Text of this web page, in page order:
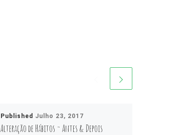
Published Julho 23, 2017
Alteração de Hábitos ~ Antes & Depois